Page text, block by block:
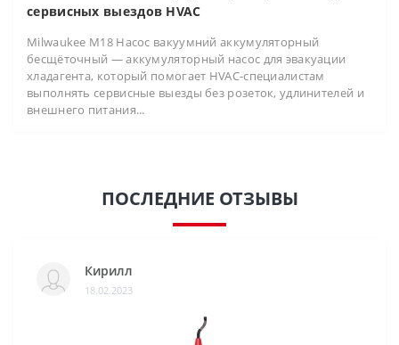
сервисных выездов HVAC
Milwaukee M18 Насос вакуумний аккумуляторный
бесщёточный — аккумуляторный насос для эвакуации
хладагента, который помогает HVAC-специалистам
выполнять сервисные выезды без розеток, удлинителей и
внешнего питания...
ПОСЛЕДНИЕ ОТЗЫВЫ
Кирилл
18.02.2023